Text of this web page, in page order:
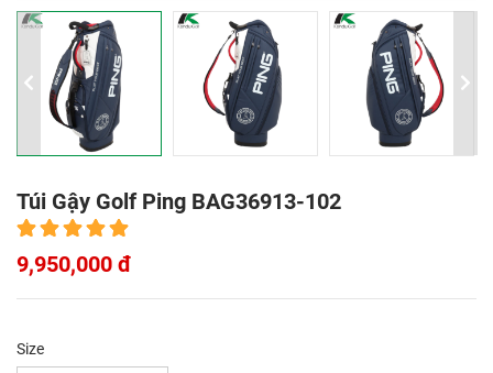
Túi Gậy Golf Ping BAG36913-102
9,950,000 đ
Size